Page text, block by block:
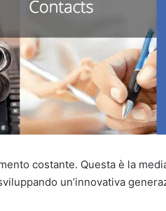
costante. Questa è la
un’innovativa